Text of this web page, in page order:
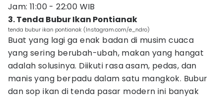
Jam: 11:00 - 22:00 WIB
3. Tenda Bubur Ikan Pontianak
tenda bubur ikan pontianak (Instagram.com/e_ndro)
Buat yang lagi ga enak badan di musim cuaca
yang sering berubah-ubah, makan yang hangat
adalah solusinya. Diikuti rasa asam, pedas, dan
manis yang berpadu dalam satu mangkok. Bubur
dan sop ikan di tenda pasar modern ini banyak